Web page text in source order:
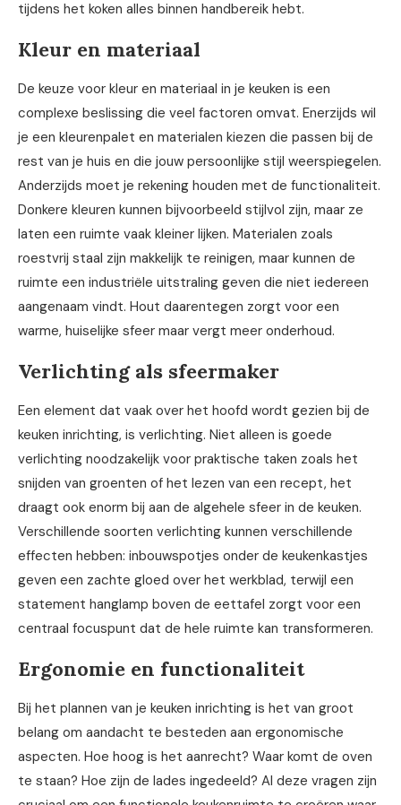
tijdens het koken alles binnen handbereik hebt.
Kleur en materiaal
De keuze voor kleur en materiaal in je keuken is een
complexe beslissing die veel factoren omvat. Enerzijds wil
je een kleurenpalet en materialen kiezen die passen bij de
rest van je huis en die jouw persoonlijke stijl weerspiegelen.
Anderzijds moet je rekening houden met de functionaliteit.
Donkere kleuren kunnen bijvoorbeeld stijlvol zijn, maar ze
laten een ruimte vaak kleiner lijken. Materialen zoals
roestvrij staal zijn makkelijk te reinigen, maar kunnen de
ruimte een industriële uitstraling geven die niet iedereen
aangenaam vindt. Hout daarentegen zorgt voor een
warme, huiselijke sfeer maar vergt meer onderhoud.
Verlichting als sfeermaker
Een element dat vaak over het hoofd wordt gezien bij de
keuken inrichting, is verlichting. Niet alleen is goede
verlichting noodzakelijk voor praktische taken zoals het
snijden van groenten of het lezen van een recept, het
draagt ook enorm bij aan de algehele sfeer in de keuken.
Verschillende soorten verlichting kunnen verschillende
effecten hebben: inbouwspotjes onder de keukenkastjes
geven een zachte gloed over het werkblad, terwijl een
statement hanglamp boven de eettafel zorgt voor een
centraal focuspunt dat de hele ruimte kan transformeren.
Ergonomie en functionaliteit
Bij het plannen van je keuken inrichting is het van groot
belang om aandacht te besteden aan ergonomische
aspecten. Hoe hoog is het aanrecht? Waar komt de oven
te staan? Hoe zijn de lades ingedeeld? Al deze vragen zijn